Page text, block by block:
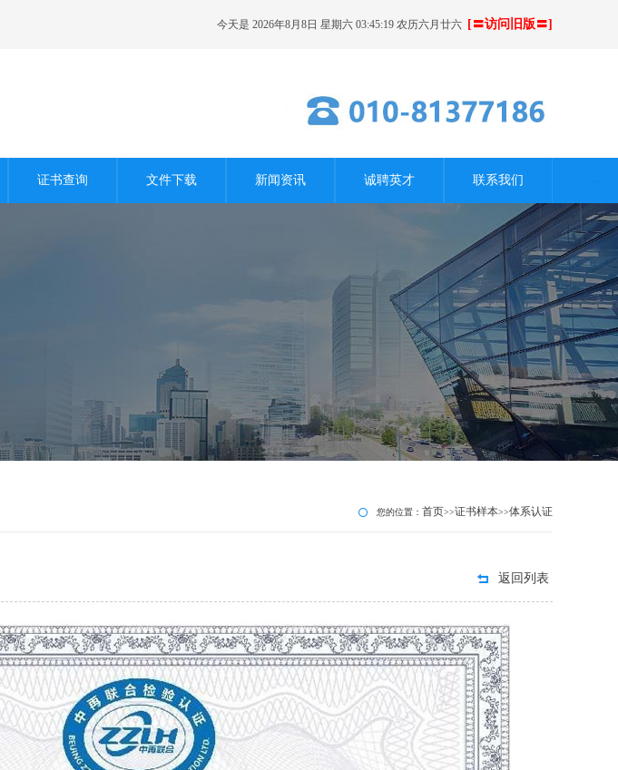
[〓访问旧版〓]
今天是 2026年8月8日 星期六 03:45:20 农历六月廿六
证书查询 文件下载 新闻资讯 诚聘英才 联系我们
您的位置： 首页>>证书样本>>体系认证
返回列表